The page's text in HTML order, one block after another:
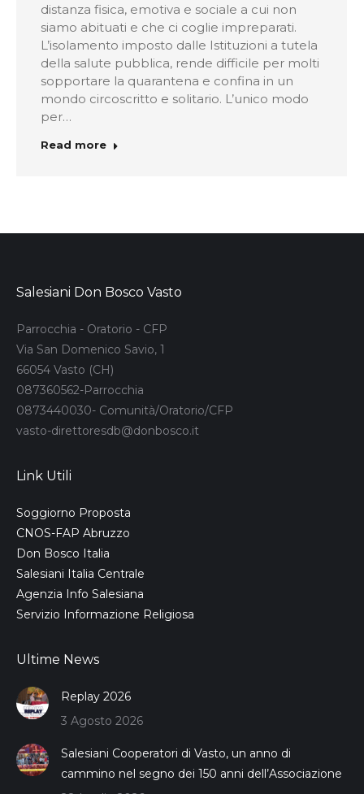
distanza fisica, emotiva e sociale a cui non
siamo abituati e che ci coglie impreparati.
L’isolamento imposto dalle Istituzioni a tutela
della salute pubblica, rende difficile per molti
sopportare la quarantena e confina in un
mondo circoscritto e solitario. L’unico modo
per…
Read more
Salesiani Don Bosco Vasto
Parrocchia - Oratorio - CFP
Via San Domenico Savio, 1
66054 Vasto (CH)
087360562-Parrocchia
0873440030- Comunità/Oratorio/CFP
vasto-direttoresdb@donbosco.it
Link Utili
Soggiorno Proposta
CNOS-FAP Abruzzo
Don Bosco Italia
Salesiani Italia Centrale
Agenzia Info Salesiana
Servizio Informazione Religiosa
Ultime News
Replay 2026
3 Agosto 2026
Salesiani Cooperatori di Vasto, un anno di
cammino nel segno dei 150 anni dell’Associazione